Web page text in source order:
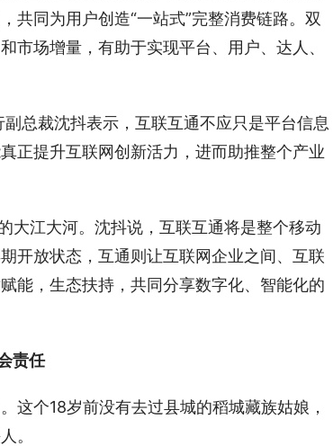
共同为用户创造“一站式”完整消费链路。双
市场增量，有助于实现平台、用户、达人、
总裁沈抖表示，互联互通不应只是平台信息
正提升互联网创新活力，进而助推整个产业
大江大河。沈抖说，互联互通将是整个移动
开放状态，互通则让互联网企业之间、互联
能，生态扶持，共同分享数字化、智能化的
责任
这个18岁前没有去过县城的稻城藏族姑娘，
。